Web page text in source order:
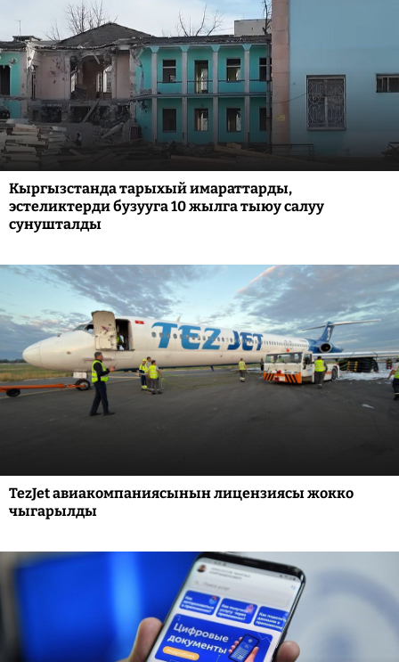
Кыргызстанда тарыхый имараттарды,
эстеликтерди бузууга 10 жылга тыюу салуу
сунушталды
TezJet авиакомпаниясынын лицензиясы жокко
чыгарылды